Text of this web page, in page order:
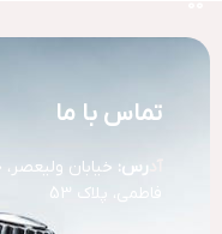
تماس با ما
رس: خیابان
فاطمی، پلاک 53